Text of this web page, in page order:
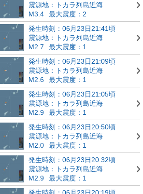
震源地：トカラ列島近海
M3.4
最大震度：2
発生時刻：06月23日21:41頃
震源地：トカラ列島近海
M2.7
最大震度：1
発生時刻：06月23日21:09頃
震源地：トカラ列島近海
M2.6
最大震度：1
発生時刻：06月23日21:05頃
震源地：トカラ列島近海
M2.9
最大震度：1
発生時刻：06月23日20:50頃
震源地：トカラ列島近海
M2.0
最大震度：1
発生時刻：06月23日20:32頃
震源地：トカラ列島近海
M2.9
最大震度：1
発生時刻：06月23日20:19頃